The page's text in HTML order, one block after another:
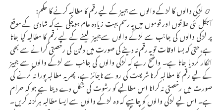
📿 لڑکی والوں کا لڑکے والوں سے جہیز کے لیے رقم کا مطالبہ کرنے کا حکم:
آجکل کئی علاقوں اور قوموں میں یہ رسم بہت زیادہ عام ہوچکی ہے کہ شادی کے موقع
پر لڑکی والوں کی جانب سے لڑکے والوں سےجہیز لینے کے لیے رقم کا مطالبہ کیا جاتا
ہے، حتی کہ بسا اوقات تو یہ رقم نہ دینے کی صورت میں دلہن کی رخصتی کرانے سے بھی
انکار کردیا جاتا ہے۔ واضح رہے کہ لڑکی والوں کی جانب سے لڑکے والوں سے جہیز
کے لیے رقم کا مطالبہ کرنا شریعت کی رو سے ناجائز ہے، پھر یہ مطالبہ پورا نہ کرنے کی
صورت میں رخصتی نہ کرانا اس مطالبے کو رشوت کی شکل دے دیتا ہے جو کہ حرام
ہے۔ اس لیے لڑکی والوں کو چاہیے کہ وہ لڑکے والوں سے ایسا مطالبہ ہرگز نہ کریں۔